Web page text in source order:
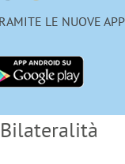
LE NUOVE APP
Bilateralità